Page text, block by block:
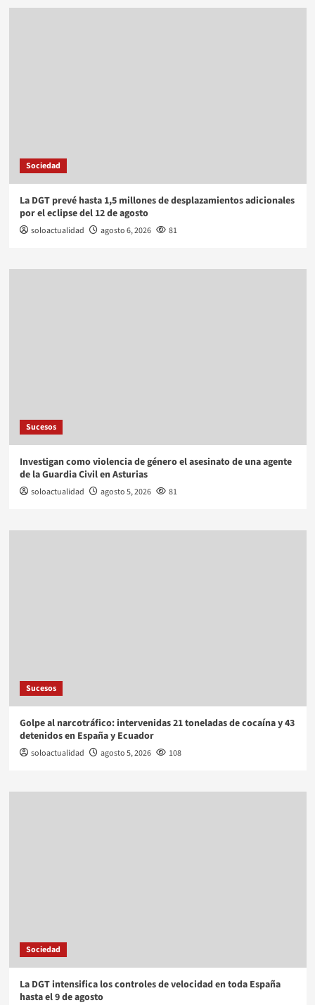
Sociedad
La DGT prevé hasta 1,5 millones de desplazamientos adicionales
por el eclipse del 12 de agosto
soloactualidad agosto 6, 2026 81
Sucesos
Investigan como violencia de género el asesinato de una agente
de la Guardia Civil en Asturias
soloactualidad agosto 5, 2026 81
Sucesos
Golpe al narcotráfico: intervenidas 21 toneladas de cocaína y 43
detenidos en España y Ecuador
soloactualidad agosto 5, 2026 108
Sociedad
La DGT intensifica los controles de velocidad en toda España
hasta el 9 de agosto